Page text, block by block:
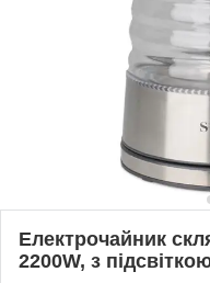
Електрочайник
2200W, з